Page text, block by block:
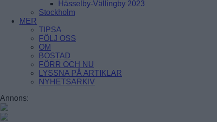
HÖGDALEN
JOHANNESHOV
RÅGSVED
STUREBY
ÅRSTA
ÖRBY
ÖSTBERGA
Farsta
Hässelby-Vällingby 2023
Stockholm
MER
TIPSA
FÖLJ OSS
OM
BOSTAD
FÖRR OCH NU
LYSSNA PÅ ARTIKLAR
NYHETSARKIV
Annons: